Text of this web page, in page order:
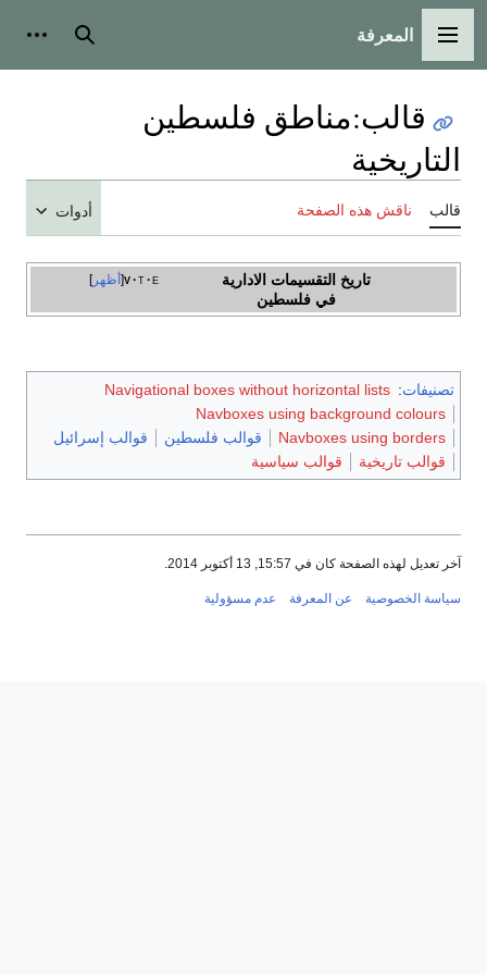
القائمة الرئيسية
المعرفة بحث
قالب:مناطق فلسطين
التاريخية
قالب ناقش هذه الصفحة أدوات
أظهر v t e
تاريخ التقسيمات الادارية
في فلسطين
تصنيفات:
Navigational boxes without horizontal lists
Navboxes using background colours
Navboxes using borders
قوالب فلسطين
قوالب إسرائيل
قوالب تاريخية
قوالب سياسية
آخر تعديل لهذه الصفحة كان في 15:57, 13 أكتوبر 2014.
سياسة الخصوصية عن المعرفة عدم مسؤولية